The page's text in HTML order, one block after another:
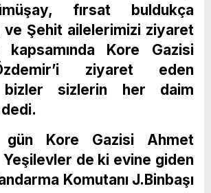
fırsat buldukça
ve Şehit ailelerimizi ziyaret
Kore Gazisi
ziyaret eden
bizler sizlerin her daim
Kore Gazisi Ahmet
Yeşilevler de ki evine giden
Komutanı J.Binbaşı